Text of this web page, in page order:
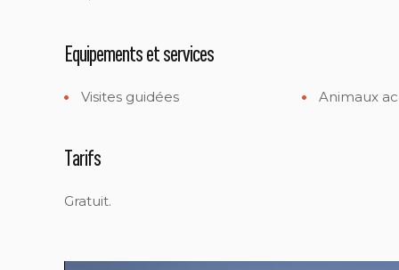
Equipements et services
Visites guidées Animaux
Tarifs
Gratuit.